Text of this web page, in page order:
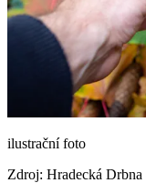
ilustrační foto
Zdroj: Hradecká